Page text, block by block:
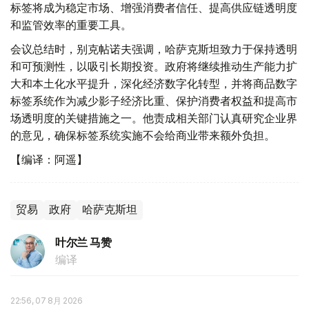
标签将成为稳定市场、增强消费者信任、提高供应链透明度
和监管效率的重要工具。
会议总结时，别克帖诺夫强调，哈萨克斯坦致力于保持透明
和可预测性，以吸引长期投资。政府将继续推动生产能力扩
大和本土化水平提升，深化经济数字化转型，并将商品数字
标签系统作为减少影子经济比重、保护消费者权益和提高市
场透明度的关键措施之一。他责成相关部门认真研究企业界
的意见，确保标签系统实施不会给商业带来额外负担。
【编译：阿遥】
贸易 政府 哈萨克斯坦
叶尔兰 马赞
编译
22:56, 07 8月 2026